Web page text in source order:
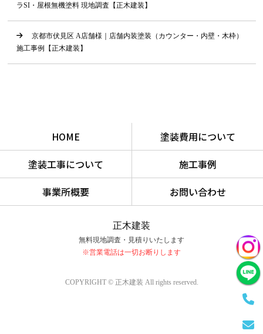
ラSI・屋根無機塗料 現地調査【正木建装】
京都市伏見区 A店舗様｜店舗内装塗装（カウンター・内壁・木枠）
施工事例【正木建装】
HOME
塗装費用について
塗装工事について
施工事例
事業所概要
お問い合わせ
正木建装
無料現地調査・見積りいたします
※営業電話は一切お断りします
COPYRIGHT © 正木建装 All rights reserved.